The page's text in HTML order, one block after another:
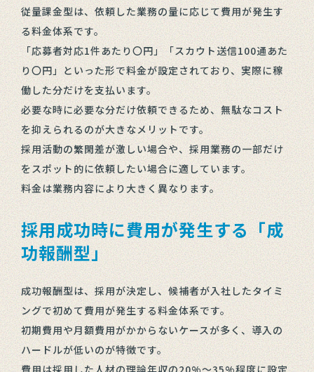
従量課金型は、依頼した業務の量に応じて費用が発生す
る料金体系です。
「応募者対応1件あたり〇円」「スカウト送信100通あた
り〇円」といった形で料金が設定されており、実際に稼
働した分だけを支払います。
必要な時に必要な分だけ依頼できるため、無駄なコスト
を抑えられるのが大きなメリットです。
採用活動の繁閑差が激しい場合や、採用業務の一部だけ
をスポット的に依頼したい場合に適しています。
料金は業務内容により大きく異なります。
採用成功時に費用が発生する「成
功報酬型」
成功報酬型は、採用が決定し、候補者が入社したタイミ
ングで初めて費用が発生する料金体系です。
初期費用や月額費用がかからないケースが多く、導入の
ハードルが低いのが特徴です。